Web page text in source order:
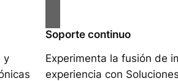
y
Soporte continuo
Experimenta la fusión de
experiencia con